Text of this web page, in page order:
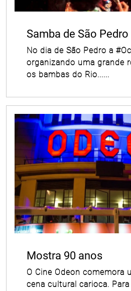
Samba de São
No dia de São Pedro a
organizando uma grande
os bambas do Rio......
Mostra 90 anos
O Cine Odeon comemora
cena cultural carioca.